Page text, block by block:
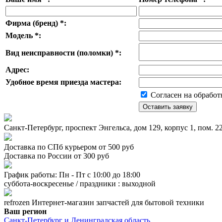
Фирма (бренд) *:
Модель *:
Вид неисправности (поломки) *:
Адрес:
Удобное время приезда мастера:
Согласен на
Санкт-Петербург, проспект Энгельса, дом 129, корпус 1, пом.
Доставка по СПб курьером от 500 руб
Доставка по России от 300 руб
График работы: Пн - Пт с 10:00 до 18:00
суббота-воскресенье / праздники : выходной
refrozen Интернет-магазин запчастей для бытовой техники
Ваш регион